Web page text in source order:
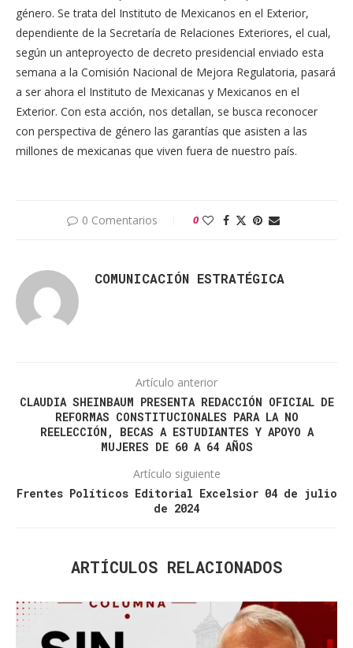
género. Se trata del Instituto de Mexicanos en el Exterior,
dependiente de la Secretaría de Relaciones Exteriores, el cual,
según un anteproyecto de decreto presidencial enviado esta
semana a la Comisión Nacional de Mejora Regulatoria, pasará
a ser ahora el Instituto de Mexicanas y Mexicanos en el
Exterior. Con esta acción, nos detallan, se busca reconocer
con perspectiva de género las garantías que asisten a las
millones de mexicanas que viven fuera de nuestro país.
0 Comentarios 0
COMUNICACIÓN ESTRATÉGICA
Artículo anterior
CLAUDIA SHEINBAUM PRESENTA REDACCIÓN OFICIAL DE
REFORMAS CONSTITUCIONALES PARA LA NO
REELECCIÓN, BECAS A ESTUDIANTES Y APOYO A
MUJERES DE 60 A 64 AÑOS
Artículo siguiente
Frentes Políticos Editorial Excelsior 04 de julio
de 2024
ARTÍCULOS RELACIONADOS